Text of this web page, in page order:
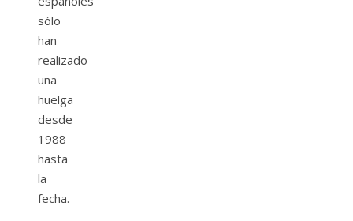
sólo
han
realizado
una
huelga
desde
1988
hasta
la
fecha.